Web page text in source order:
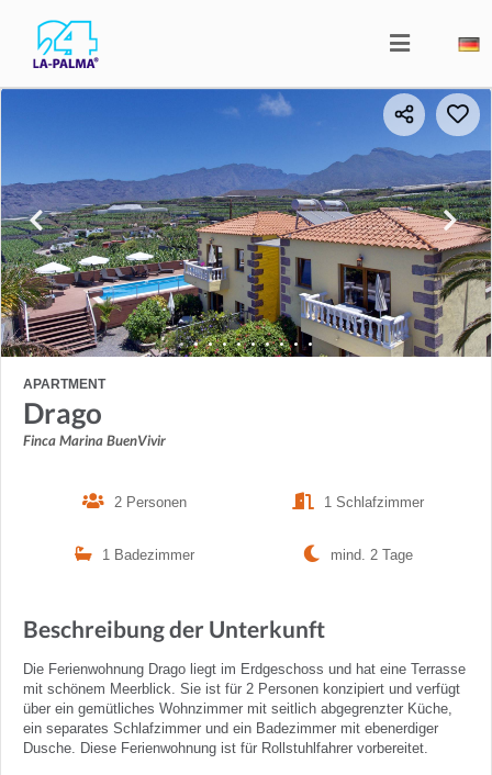
APARTMENT
Drago
Finca Marina BuenVivir
2 Personen 1 Schlafzimmer
1 Badezimmer mind. 2 Tage
Beschreibung der Unterkunft
Die Ferienwohnung Drago liegt im Erdgeschoss und hat eine Terrasse
mit schönem Meerblick. Sie ist für 2 Personen konzipiert und verfügt
über ein gemütliches Wohnzimmer mit seitlich abgegrenzter Küche,
ein separates Schlafzimmer und ein Badezimmer mit ebenerdiger
Dusche. Diese Ferienwohnung ist für Rollstuhlfahrer vorbereitet.